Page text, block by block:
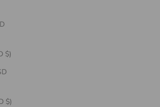
Algeria (USD $)
Angola (USD $)